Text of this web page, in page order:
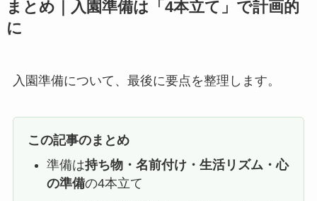
まとめ｜入園準備は「4本立て」で計画的
に
入園準備について、最後に要点を整理します。
この記事のまとめ
準備は持ち物・名前付け・生活リズム・心
の準備の4本立て